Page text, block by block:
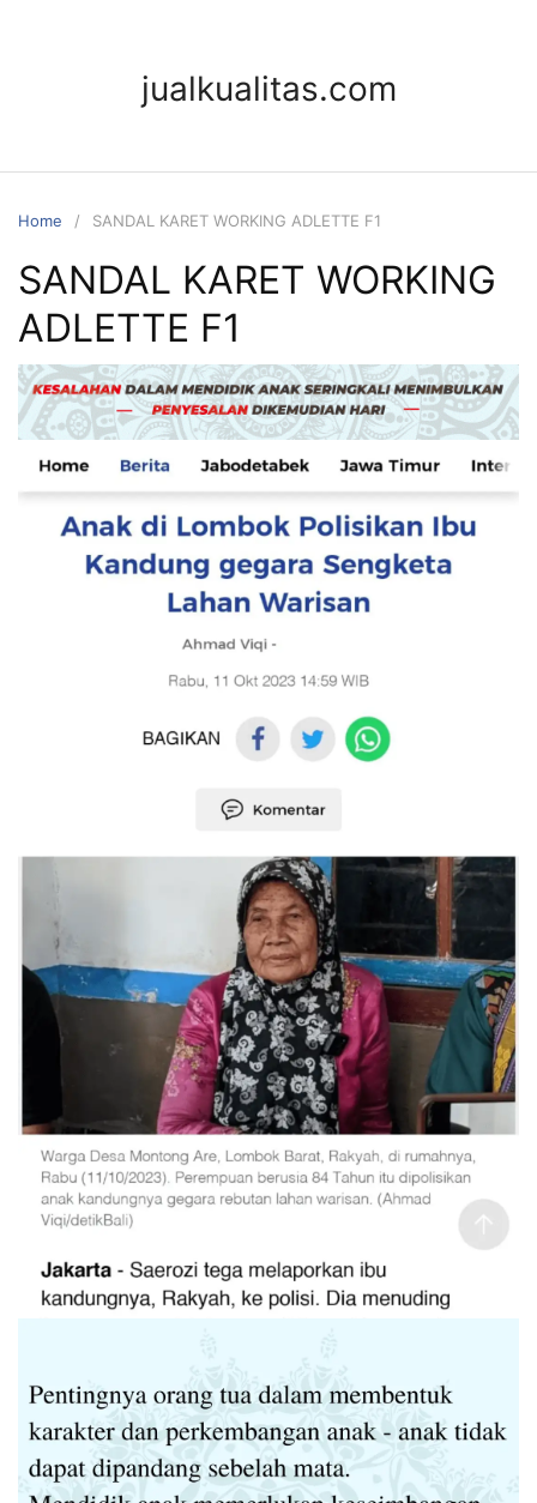
jualkualitas.com
Home SANDAL KARET WORKING ADLETTE F1
SANDAL KARET WORKING
ADLETTE F1